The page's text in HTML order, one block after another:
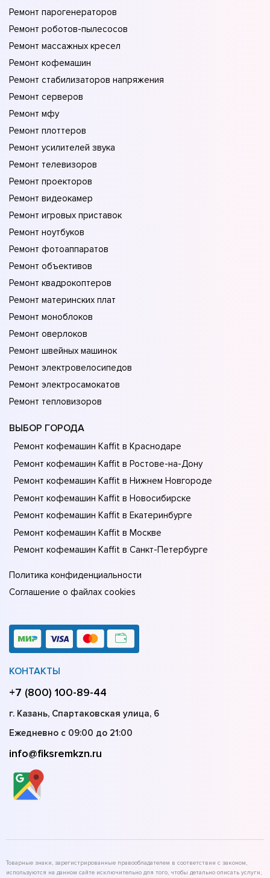
Ремонт парогенераторов
Ремонт роботов-пылесосов
Ремонт массажных кресел
Ремонт кофемашин
Ремонт стабилизаторов напряжения
Ремонт серверов
Ремонт мфу
Ремонт плоттеров
Ремонт усилителей звука
Ремонт телевизоров
Ремонт проекторов
Ремонт видеокамер
Ремонт игровых приставок
Ремонт ноутбуков
Ремонт фотоаппаратов
Ремонт объективов
Ремонт квадрокоптеров
Ремонт материнских плат
Ремонт моноблоков
Ремонт оверлоков
Ремонт швейных машинок
Ремонт электровелосипедов
Ремонт электросамокатов
Ремонт тепловизоров
ВЫБОР ГОРОДА
Ремонт кофемашин Kaffit в Краснодаре
Ремонт кофемашин Kaffit в Ростове-на-Донy
Ремонт кофемашин Kaffit в Нижнем Новгороде
Ремонт кофемашин Kaffit в Новосибирске
Ремонт кофемашин Kaffit в Екатеринбурге
Ремонт кофемашин Kaffit в Москве
Ремонт кофемашин Kaffit в Санкт-Петербурге
Политика конфиденциальности
Соглашение о файлах cookies
КОНТАКТЫ
+7 (800) 100-89-44
г. Казань, Спартаковская улица, 6
Ежедневно с 09:00 до 21:00
info@fiksremkzn.ru
Товарные знаки, зарегистрированные правообладателем в соответствии с законом,
используются на данном сайте исключительно для того, чтобы детально описать услуги,